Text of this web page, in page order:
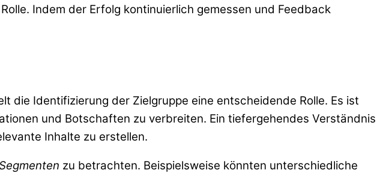
Indem der Erfolg kontinuierlich gemessen und Feedback
die Identifizierung der Zielgruppe eine entscheidende Rolle. Es ist
und Botschaften zu verbreiten. Ein tiefergehendes Verständnis
Inhalte zu erstellen.
zu betrachten. Beispielsweise könnten unterschiedliche